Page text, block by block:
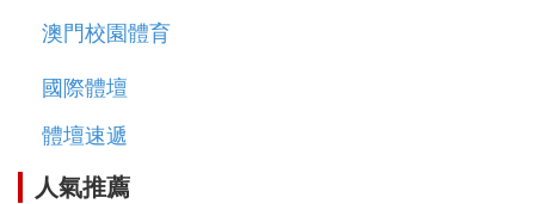
澳門校園體育
國際體壇
體壇速遞
人氣推薦